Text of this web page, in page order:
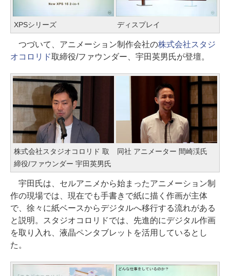
XPSシリーズ ディスプレイ
つづいて、アニメーション制作会社の株式会社スタジ
オコロリド取締役/ファウンダー、宇田英男氏が登壇。
株式会社スタジオコロリド 取
締役/ファウンダー 宇田英男氏
同社 アニメーター 間崎渓氏
宇田氏は、セルアニメから始まったアニメーション制
作の現場では、現在でも手書きで紙に描く作画が主体
で、徐々に紙ベースからデジタルへ移行する流れがある
と説明。スタジオコロリドでは、先進的にデジタル作画
を取り入れ、液晶ペンタブレットを活用しているとし
た。